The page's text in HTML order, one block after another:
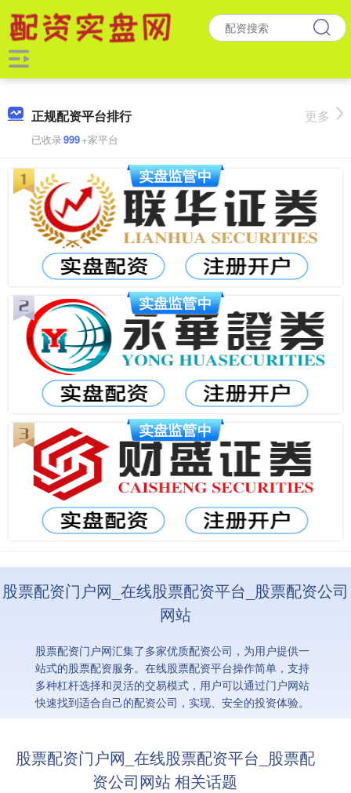
正规配资平台排行
已收录999+家平台
更多
股票配资门户网_在线股票配资平台_股票配资公司
网站
股票配资门户网汇集了多家优质配资公司，为用户提供一
站式的股票配资服务。在线股票配资平台操作简单，支持
多种杠杆选择和灵活的交易模式，用户可以通过门户网站
快速找到适合自己的配资公司，实现、安全的投资体验。
股票配资门户网_在线股票配资平台_股票配
资公司网站 相关话题